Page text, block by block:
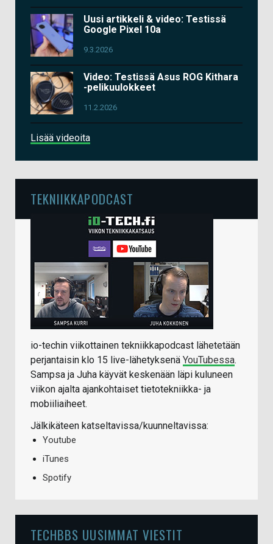
Uusi artikkeli & video: Testissä
Google Pixel 10a
9.3.2026
Video: Testissä Asus ROG Kithara
-pelikuulokkeet
11.2.2026
Lisää videoita
TEKNIIKKAPODCAST
io-techin viikottainen tekniikkapodcast lähetetään
perjantaisin klo 15 live-lähetyksenä YouTubessa.
Sampsa ja Juha käyvät keskenään läpi kuluneen
viikon ajalta ajankohtaiset tietotekniikka- ja
mobiiliaiheet.
Jälkikäteen katseltavissa/kuunneltavissa:
Youtube
iTunes
Spotify
TECHBBS UUSIMMAT VIESTIT